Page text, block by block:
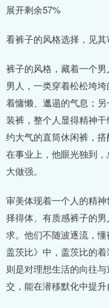
展开剩余57%
看裤子的风格选择，见
裤子的风格，藏着一个
男人，一类穿着松松垮
着慵懒、邋遢的气息；
装裤，整个人显得精神
约大气的直筒休闲裤，搭
在事业上，他眼光独到
大做强。
审美体现着一个人的精
择得体、有质感裤子的
求。他们不随波逐流，
盖茨比》中，盖茨比的
则是对理想生活的向往
交，能在潜移默化中提升